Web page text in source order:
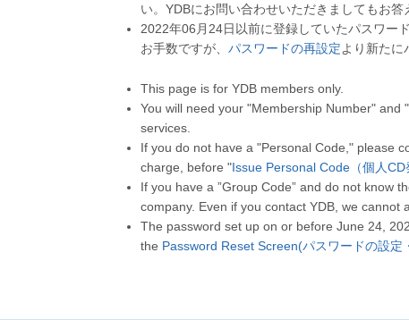
い。YDBにお問い合わせいただきましてもお答
2022年06月24日以前に登録していたパスワー
お手数ですが、 パスワードの再設定より新たに
This page is for YDB members only.
You will need your "Membership Number"
services.
If you do not have a "Personal Code," please
charge, before "Issue Personal Code（個人CD
If you have a ”Group Code” and do not know
company. Even if you contact YDB, we cannot
The password set up on or before June 24,
the Password Reset Screen(パスワードの設定